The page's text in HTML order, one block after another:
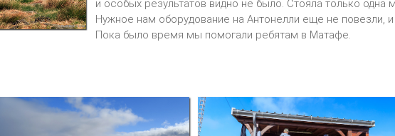
и особых результатов видно не было. Стояла только одна
Нужное нам оборудование на Антонелли еще не повезли,
Пока было время мы помогали ребятам в Матафе.